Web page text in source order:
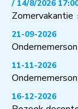
/ 14/8/2026
Zomervakantie
21-09-2026
11-11-2026
16-12-2026